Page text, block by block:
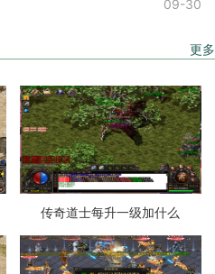
09-30
更多
传奇道士每升一级加什么